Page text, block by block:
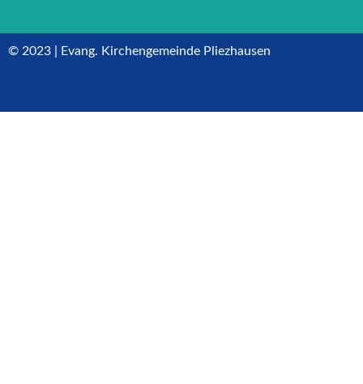
© 2023 | Evang. Kirchengemeinde Pliezhausen